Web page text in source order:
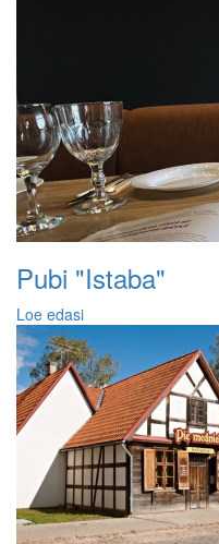
Pubi "Istaba"
Loe edasi